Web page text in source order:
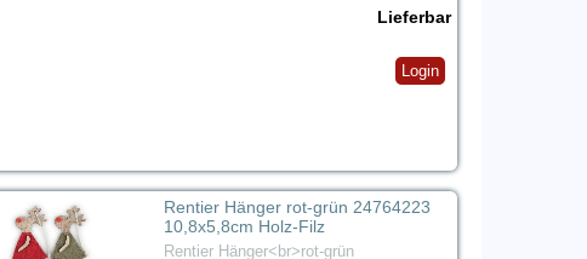
Lieferbar
Login
Rentier Hänger rot-grün 24764223
10,8x5,8cm Holz-Filz
Rentier Hänger<br>rot-grün